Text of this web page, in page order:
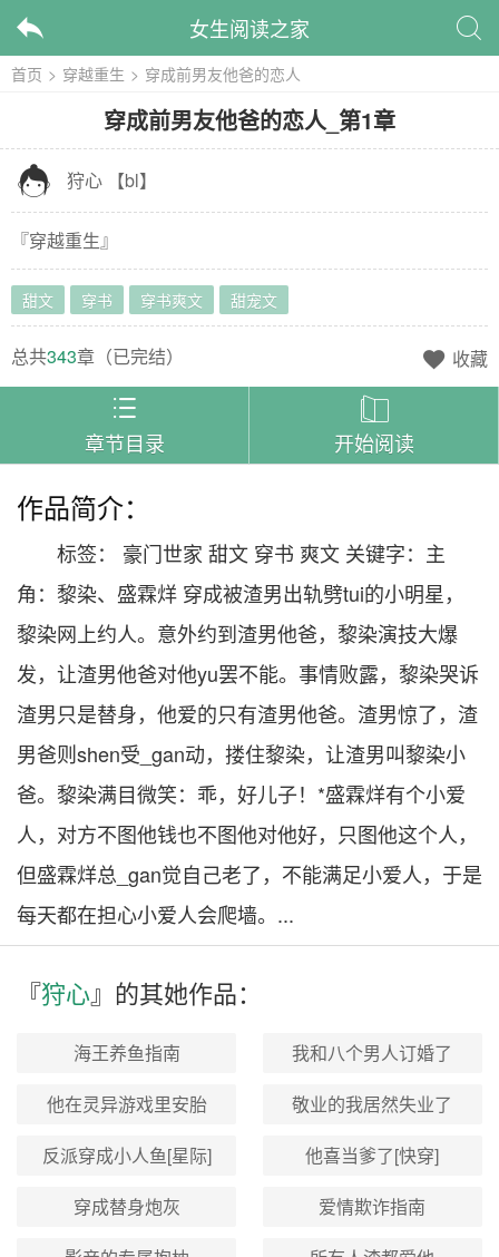
 女生阅读之家 
首页 > 穿越重生 > 穿成前男友他爸的恋人
穿成前男友他爸的恋人_ 第1章
 狩心 【bl】
『穿越重生』
甜文 穿书 穿书爽文 甜宠文
总共343章（已完结）  收藏

章节目录

开始阅读
作品简介：
标签： 豪门世家 甜文 穿书 爽文 关键字：主
角：黎染、盛霖烊 穿成被渣男出轨劈tui的小明星，
黎染网上约人。意外约到渣男他爸，黎染演技大爆
发，让渣男他爸对他yu罢不能。事情败露，黎染哭诉
渣男只是替身，他爱的只有渣男他爸。渣男惊了，渣
男爸则shen受_gan动，搂住黎染，让渣男叫黎染小
爸。黎染满目微笑：乖，好儿子！*盛霖烊有个小爱
人，对方不图他钱也不图他对他好，只图他这个人，
但盛霖烊总_gan觉自己老了，不能满足小爱人，于是
每天都在担心小爱人会爬墙。...
『狩心』的其她作品：
海王养鱼指南
我和八个男人订婚了
他在灵异游戏里安胎
敬业的我居然失业了
反派穿成小人鱼[星际]
他喜当爹了[快穿]
穿成替身炮灰
爱情欺诈指南